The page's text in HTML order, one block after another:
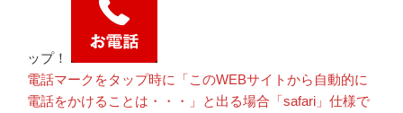
ップ！
電話マークをタップ時に「このWEBサイトから自動的に
電話をかけることは・・・」と出る場合「safari」仕様で